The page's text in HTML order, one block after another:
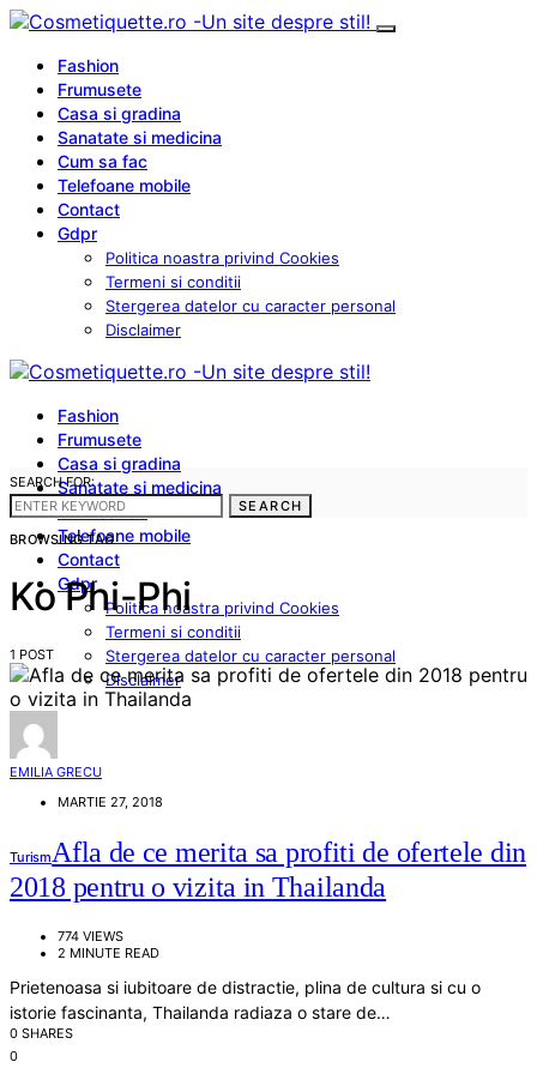
Fashion
Frumusete
Casa si gradina
Sanatate si medicina
Cum sa fac
Telefoane mobile
Contact
Gdpr
Politica noastra privind Cookies
Termeni si conditii
Stergerea datelor cu caracter personal
Disclaimer
Fashion
Frumusete
Casa si gradina
Sanatate si medicina
Cum sa fac
Telefoane mobile
Contact
Gdpr
Politica noastra privind Cookies
Termeni si conditii
Stergerea datelor cu caracter personal
Disclaimer
SEARCH FOR:
SEARCH
BROWSING TAG
Ko Phi-Phi
1 POST
EMILIA GRECU
MARTIE 27, 2018
Turism Afla de ce merita sa profiti de ofertele din
2018 pentru o vizita in Thailanda
774 VIEWS
2 MINUTE READ
Prietenoasa si iubitoare de distractie, plina de cultura si cu o
istorie fascinanta, Thailanda radiaza o stare de…
0 SHARES
0